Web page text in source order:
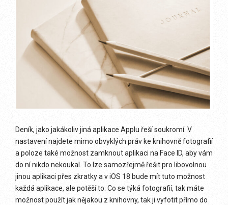
Deník, jako jakákoliv jiná aplikace Applu řeší soukromí. V
nastavení najdete mimo obvyklých práv ke knihovně fotografií
a poloze také možnost zamknout aplikaci na Face ID, aby vám
do ní nikdo nekoukal. To lze samozřejmě řešit pro libovolnou
jinou aplikaci přes zkratky a v iOS 18 bude mít tuto možnost
každá aplikace, ale potěší to. Co se týká fotografií, tak máte
možnost použít jak nějakou z knihovny, tak ji vyfotit přímo do